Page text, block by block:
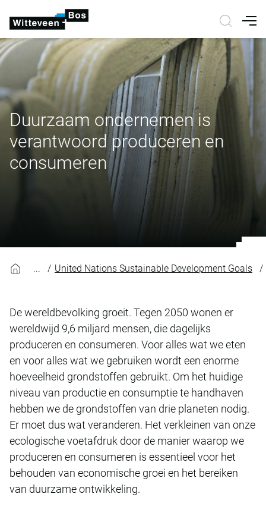
Duurzaam ondernemen is
verantwoord produceren en
consumeren
United Nations Sustainable Development Goals
De wereldbevolking groeit. Tegen 2050 wonen er
wereldwijd 9,6 miljard mensen, die dagelijks
produceren en consumeren. Voor alles wat we eten
en voor alles wat we gebruiken wordt een enorme
hoeveelheid grondstoffen gebruikt. Om het huidige
niveau van productie en consumptie te handhaven
hebben we de grondstoffen van drie planeten nodig.
Er moet dus wat veranderen. Het verkleinen van onze
ecologische voetafdruk door de manier waarop we
produceren en consumeren is essentieel voor het
behouden van economische groei en het bereiken
van duurzame ontwikkeling.